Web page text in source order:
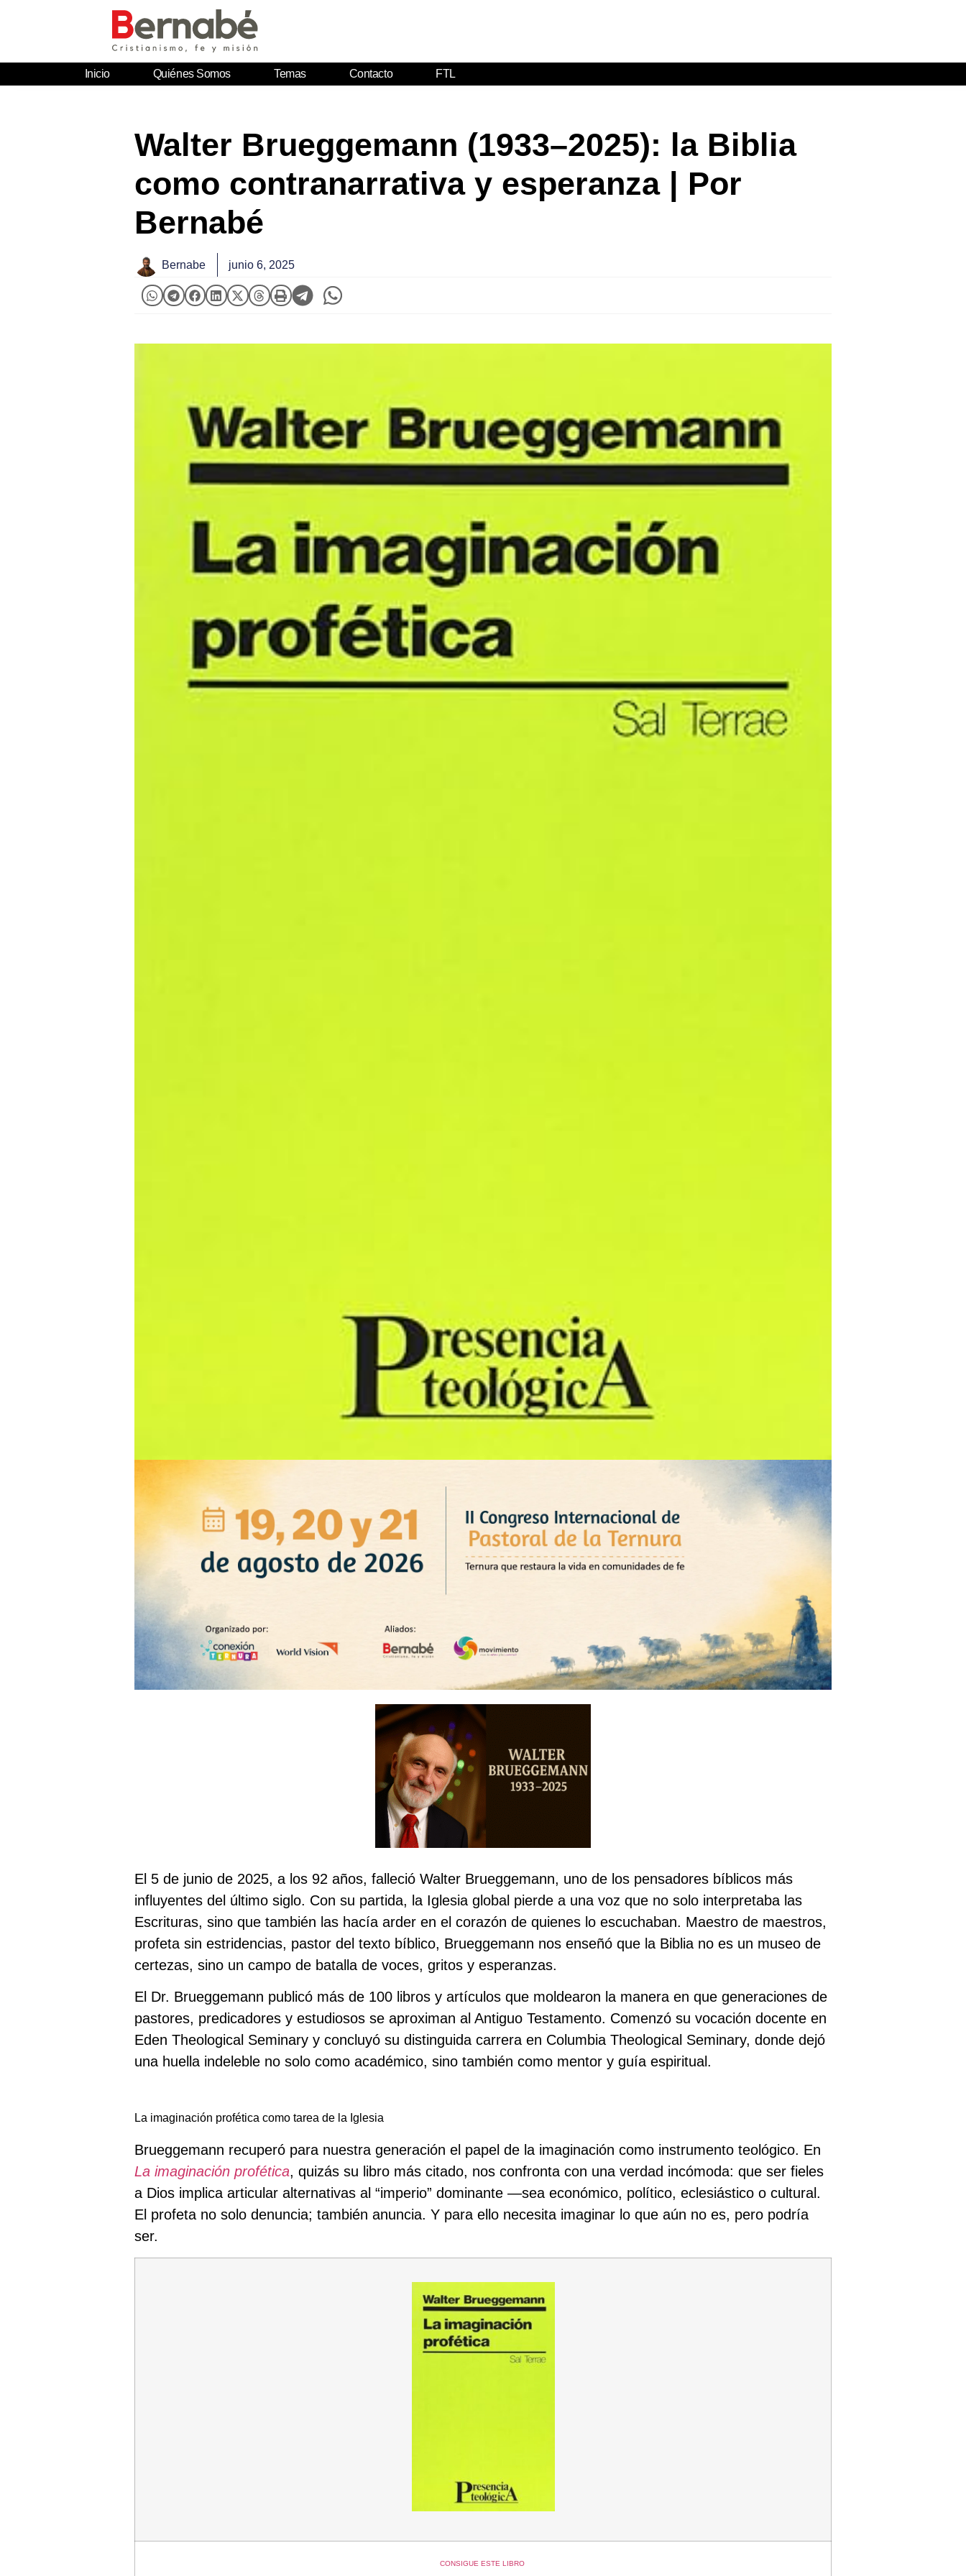
Inicio Quiénes Somos Temas Contacto FTL
Walter Brueggemann (1933–2025): la Biblia
como contranarrativa y esperanza | Por
Bernabé
Bernabe junio 6, 2025
El 5 de junio de 2025, a los 92 años, falleció Walter Brueggemann, uno de los pensadores bíblicos más
influyentes del último siglo. Con su partida, la Iglesia global pierde a una voz que no solo interpretaba las
Escrituras, sino que también las hacía arder en el corazón de quienes lo escuchaban. Maestro de maestros,
profeta sin estridencias, pastor del texto bíblico, Brueggemann nos enseñó que la Biblia no es un museo de
certezas, sino un campo de batalla de voces, gritos y esperanzas.
El Dr. Brueggemann publicó más de 100 libros y artículos que moldearon la manera en que generaciones de
pastores, predicadores y estudiosos se aproximan al Antiguo Testamento. Comenzó su vocación docente en
Eden Theological Seminary y concluyó su distinguida carrera en Columbia Theological Seminary, donde dejó
una huella indeleble no solo como académico, sino también como mentor y guía espiritual.
La imaginación profética como tarea de la Iglesia
Brueggemann recuperó para nuestra generación el papel de la imaginación como instrumento teológico. En
La imaginación profética, quizás su libro más citado, nos confronta con una verdad incómoda: que ser fieles
a Dios implica articular alternativas al “imperio” dominante —sea económico, político, eclesiástico o cultural.
El profeta no solo denuncia; también anuncia. Y para ello necesita imaginar lo que aún no es, pero podría
ser.
CONSIGUE ESTE LIBRO